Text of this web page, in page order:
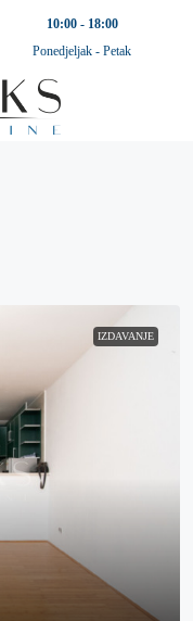
10:00 - 18:00
Ponedjeljak - Petak
IZDAVANJE